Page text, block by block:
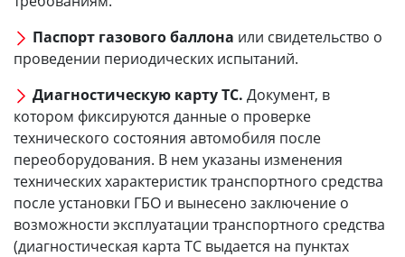
Паспорт газового баллона или свидетельство о
проведении периодических испытаний.
Диагностическую карту ТС. Документ, в
котором фиксируются данные о проверке
технического состояния автомобиля после
переоборудования. В нем указаны изменения
технических характеристик транспортного средства
после установки ГБО и вынесено заключение о
возможности эксплуатации транспортного средства
(диагностическая карта ТС выдается на пунктах